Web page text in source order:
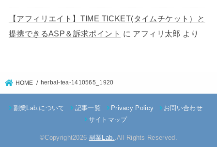
【アフィリエイト】TIME TICKET(タイムチケット）と
提携できるASP＆訴求ポイント に アフィリ太郎 より
HOME herbal-tea-1410565_1920
副業Lab.について 記事一覧 Privacy Policy
お問い合わせ
サイトマップ
©Copyright2026 副業Lab. .All Rights Reserved.